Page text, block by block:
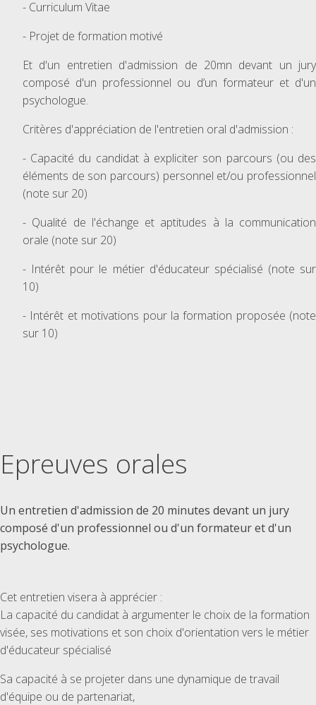
- Curriculum Vitae
- Projet de formation motivé
Et d'un entretien d'admission de 20mn devant un jury
composé d'un professionnel ou d’un formateur et d'un
psychologue.
Critères d'appréciation de l'entretien oral d'admission :
- Capacité du candidat à expliciter son parcours (ou des
éléments de son parcours) personnel et/ou professionnel
(note sur 20)
- Qualité de l'échange et aptitudes à la communication
orale (note sur 20)
- Intérêt pour le métier d'éducateur spécialisé (note sur
10)
- Intérêt et motivations pour la formation proposée (note
sur 10)
Epreuves orales
Un entretien d'admission de 20 minutes devant un jury
composé d'un professionnel ou d'un formateur et d'un
psychologue.
Cet entretien visera à apprécier :
La capacité du candidat à argumenter le choix de la formation
visée, ses motivations et son choix d'orientation vers le métier
d'éducateur spécialisé
Sa capacité à se projeter dans une dynamique de travail
d'équipe ou de partenariat,